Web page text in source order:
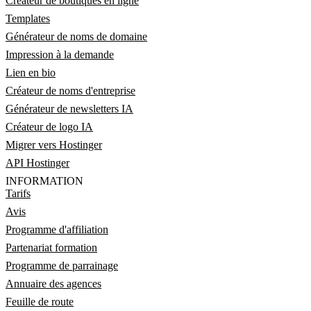
Templates
Générateur de noms de domaine
Impression à la demande
Lien en bio
Créateur de noms d'entreprise
Générateur de newsletters IA
Créateur de logo IA
Migrer vers Hostinger
API Hostinger
INFORMATION
Tarifs
Avis
Programme d'affiliation
Partenariat formation
Programme de parrainage
Annuaire des agences
Feuille de route